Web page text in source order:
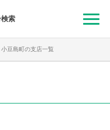
索
小豆島町の支店一覧